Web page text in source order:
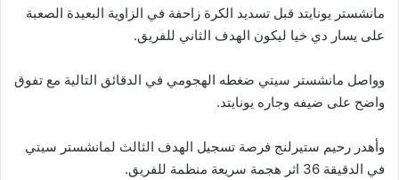
مانشستر يونايتد قبل تسديد الكرة زاحفة في الزاوية البعيدة الصعبة
على يسار دي خيا ليكون الهدف الثاني للفريق.
وواصل مانشستر سيتي ضغطه الهجومي في الدقائق التالية مع تفوق
واضح على ضيفه وجاره يونايتد.
وأهدر رحيم ستيرلنج فرصة تسجيل الهدف الثالث لمانشستر سيتي
في الدقيقة 36 اثر هجمة سريعة منظمة للفريق.